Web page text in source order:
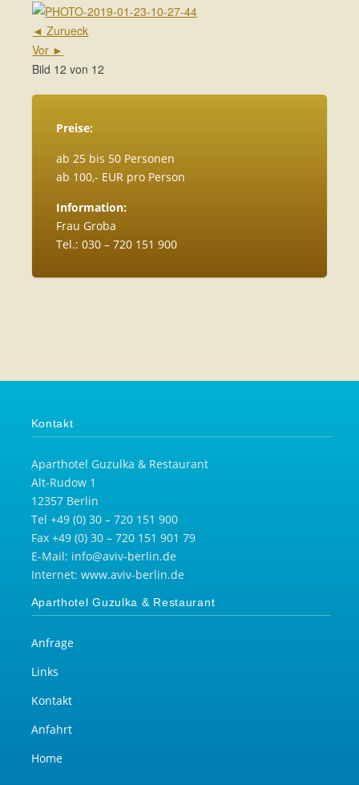
◄ Zurueck
Vor ►
Bild 12 von 12
Preise:
ab 25 bis 50 Personen
ab 100,- EUR pro Person
Information:
Frau Groba
Tel.: 030 – 720 151 900
Kontakt
Aparthotel Guzulka & Restaurant
Alt-Rudow 1
12357 Berlin
Tel +49 (0) 30 – 720 151 900
Fax +49 (0) 30 – 720 151 901 79
E-Mail: info@aviv-berlin.de
Internet: www.aviv-berlin.de
Aparthotel Guzulka & Restaurant
Anfrage
Links
Kontakt
Anfahrt
Home